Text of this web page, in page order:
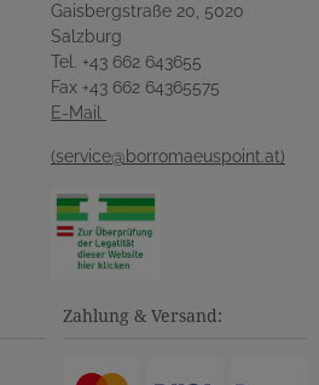
Gaisbergstraße 20, 5020
Salzburg
Tel. +43 662 643655
Fax +43 662 64365575
E-Mail
(service@borromaeuspoint.at)
Zahlung & Versand: